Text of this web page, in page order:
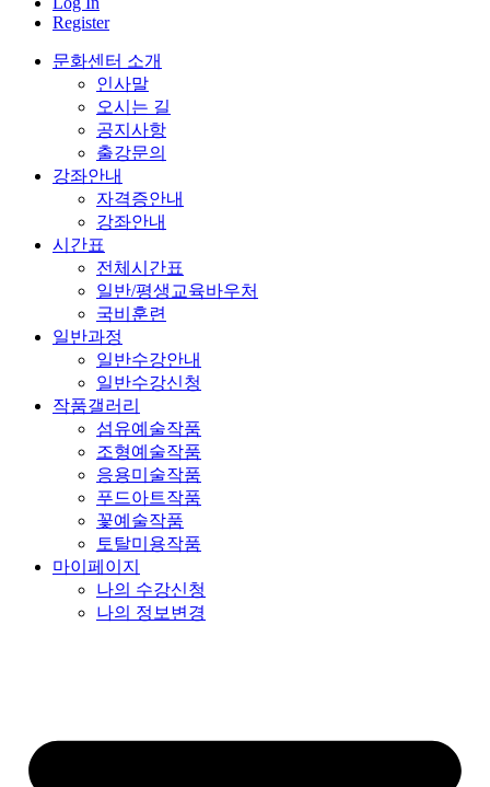
Register
문화센터 소개
인사말
오시는 길
공지사항
출강문의
강좌안내
자격증안내
강좌안내
시간표
전체시간표
일반/평생교육바우처
국비훈련
일반과정
일반수강안내
일반수강신청
작품갤러리
섬유예술작품
조형예술작품
응용미술작품
푸드아트작품
꽃예술작품
토탈미용작품
마이페이지
나의 수강신청
나의 정보변경